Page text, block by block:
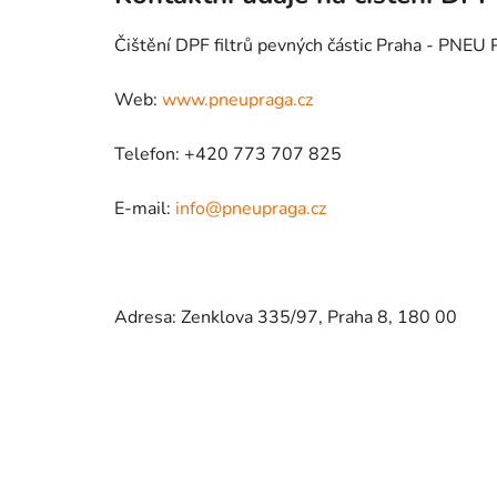
Čištění DPF filtrů pevných částic Praha - PNEU
Web: www.pneupraga.cz
Telefon: +420 773 707 825
E-mail: info@pneupraga.cz
Adresa: Zenklova 335/97, Praha 8, 180 00